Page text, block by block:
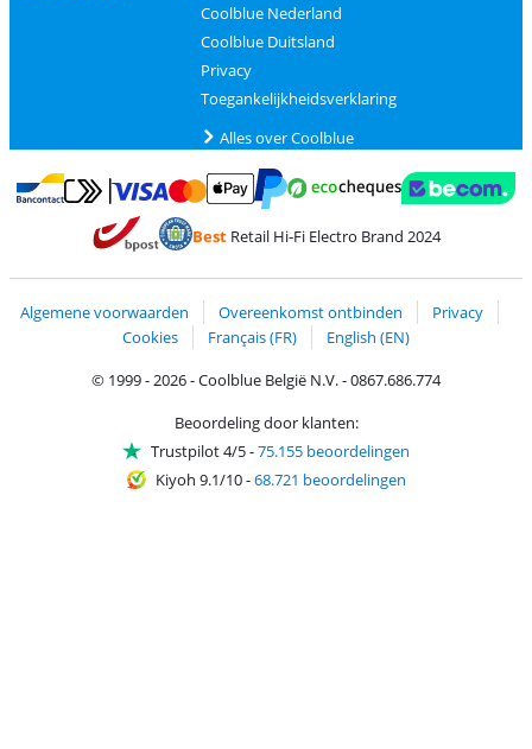
Coolblue Nederland
Coolblue Duitsland
Privacy
Toegankelijkheidsverklaring
Alles over Coolblue
Betalen met Bancontact
Betalen met MasterCard en Visa via ClickToPay
Betalen met PayPal
BestRetail Hi-Fi Electro Brand 2024
Algemene voorwaarden Overeenkomst ontbinden
Privacy
Cookies
Français (FR)
English (EN)
© 1999 - 2026 - Coolblue België N.V. - 0867.686.774
Beoordeling door klanten:
Trustpilot 4/5-75.155 beoordelingen
Kiyoh 9.1/10-68.721 beoordelingen